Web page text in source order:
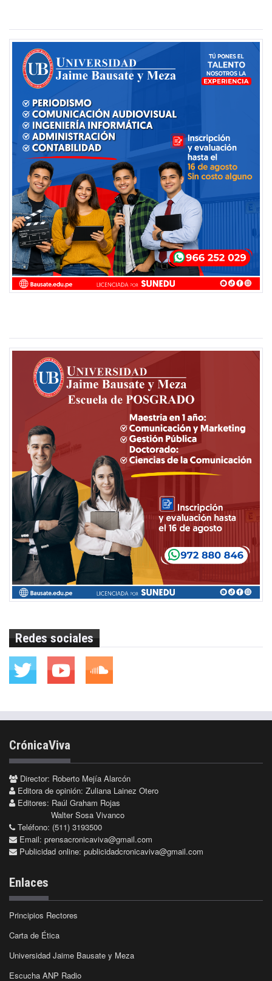
Redes sociales
CrónicaViva
Director: Roberto Mejía Alarcón
Editora de opinión: Zuliana Lainez Otero
Editores: Raúl Graham Rojas
Walter Sosa Vivanco
Teléfono: (511) 3193500
Email: prensacronicaviva@gmail.com
Publicidad online: publicidadcronicaviva@gmail.com
Enlaces
Principios Rectores
Carta de Ética
Universidad Jaime Bausate y Meza
Escucha ANP Radio